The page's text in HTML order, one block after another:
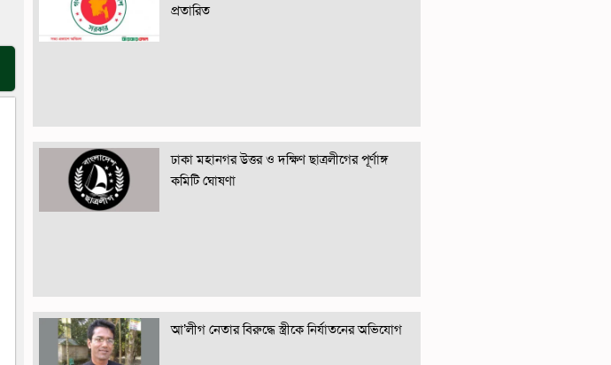
প্রতারিত
ঢাকা মহানগর উত্তর ও দক্ষিণ ছাত্রলীগের পূর্ণাঙ্গ
কমিটি ঘোষণা
আ’লীগ নেতার বিরুদ্ধে স্ত্রীকে নির্যাতনের অভিযোগ